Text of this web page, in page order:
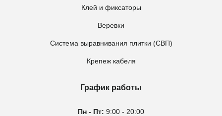
Клей и фиксаторы
Веревки
Система выравнивания плитки (СВП)
Крепеж кабеля
График работы
Пн - Пт: 9:00 - 20:00